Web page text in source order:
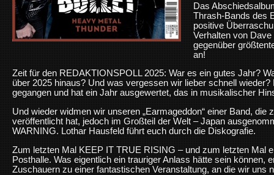
Das
Thrash-Bands des
positive
Verhalten von
gegenüber
an!
Zeit für den REDAKTIONSPOLL 2025: War es ein gutes Jahr?
über 2025 hinaus? Und was vergessen wir lieber schnell
gegangen und hat ein Jahr ausgewertet, das in musikalischer
Und wieder widmen wir unseren „Earmageddon“ einer Band, die
veröffentlicht hat, jedoch im Großteil der Welt – Japan
WARNING. Lothar Hausfeld führt euch durch die Diskografie.
Zum letzten Mal KEEP IT TRUE RISING – und zum letzten Mal
Posthalle. Was eigentlich ein trauriger Anlass hätte sein können,
Zuschauern zu einer fantastischen Veranstaltung, an die wir uns